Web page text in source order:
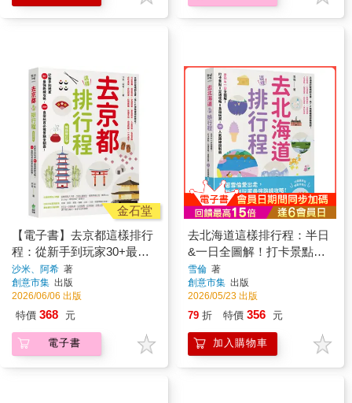
金石堂
【電子書】去京都這樣排行
程：從新手到玩家30+最強
路線攻略，200+食宿玩買必
推景點全制霸！
沙米、阿希 著
創意市集 出版
2026/06/06 出版
特價 368 元
電子書
去北海道這樣排行程：半日
&一日全圖解！打卡景點X
交通攻略X食宿玩買，
100+人氣路線超制霸
雪倫 著
創意市集 出版
2026/05/23 出版
79 折 特價 356 元
加入購物車